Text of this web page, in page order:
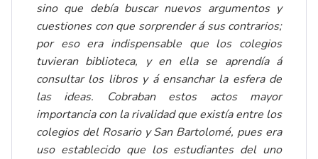
sino que debía buscar nuevos argumentos y
cuestiones con que sorprender á sus contrarios;
por eso era indispensable que los colegios
tuvieran biblioteca, y en ella se aprendía á
consultar los libros y á ensanchar la esfera de
las ideas. Cobraban estos actos mayor
importancia con la rivalidad que existía entre los
colegios del Rosario y San Bartolomé, pues era
uso establecido que los estudiantes del uno